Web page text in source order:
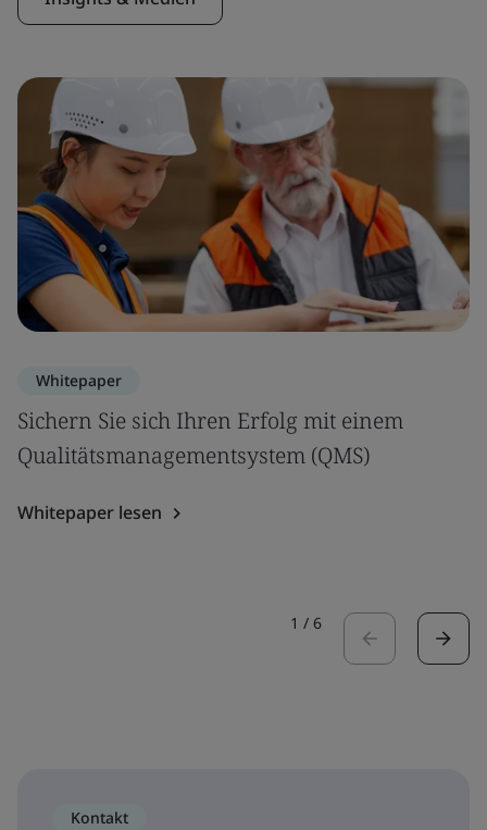
Whitepaper
Sichern Sie sich Ihren Erfolg mit einem
Qualitätsmanagementsystem (QMS)
Whitepaper lesen
1 / 6
Kontakt